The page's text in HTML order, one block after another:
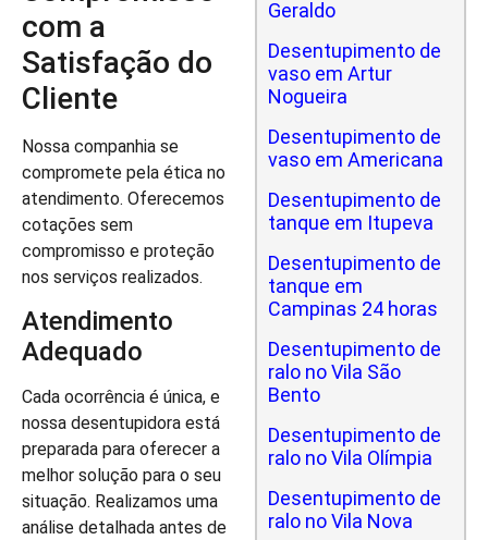
com a
Satisfação do
Cliente
Nossa companhia se
compromete pela ética no
atendimento. Oferecemos
cotações sem
compromisso e proteção
nos serviços realizados.
Atendimento
Adequado
Cada ocorrência é única, e
nossa desentupidora está
preparada para oferecer a
melhor solução para o seu
situação. Realizamos uma
análise detalhada antes de
Geraldo
Desentupimento de
vaso em Artur
Nogueira
Desentupimento de
vaso em Americana
Desentupimento de
tanque em Itupeva
Desentupimento de
tanque em
Campinas 24 horas
Desentupimento de
ralo no Vila São
Bento
Desentupimento de
ralo no Vila Olímpia
Desentupimento de
ralo no Vila Nova